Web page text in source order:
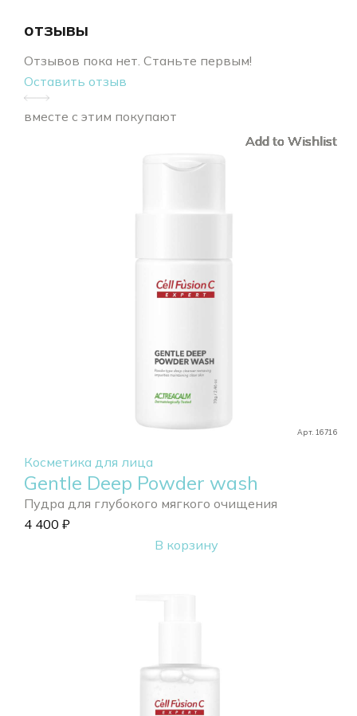
отзывы
Отзывов пока нет. Станьте первым!
Оставить отзыв
вместе с этим покупают
Арт. 16716
Add to Wishlist
Косметика для лица
Gentle Deep Powder wash
Пудра для глубокого мягкого очищения
4 400 ₽
В корзину
Add to Wishlist
Add to Wishlist
Add to Wishlist
Add to Wishlist
Add to Wishlist
Add to Wishlist
Add to Wishlist
Add to Wishlist
Add to Wishlist
Add to Wishlist
Add to Wishlist